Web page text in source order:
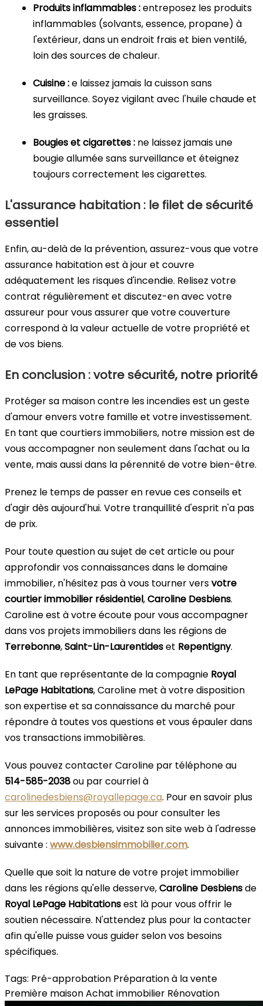
Produits inflammables :entreposez les produits
inflammables (solvants, essence, propane) à
l'extérieur, dans un endroit frais et bien ventilé,
loin des sources de chaleur.
Cuisine :e laissez jamais la cuisson sans
surveillance. Soyez vigilant avec l'huile chaude et
les graisses.
Bougies et cigarettes : ne laissez jamais une
bougie allumée sans surveillance et éteignez
toujours correctement les cigarettes.
L'assurance habitation : le filet de sécurité
essentiel
Enfin, au-delà de la prévention, assurez-vous que votre
assurance habitation est à jour et couvre
adéquatement les risques d'incendie. Relisez votre
contrat régulièrement et discutez-en avec votre
assureur pour vous assurer que votre couverture
correspond à la valeur actuelle de votre propriété et
de vos biens.
En conclusion : votre sécurité, notre priorité
Protéger sa maison contre les incendies est un geste
d'amour envers votre famille et votre investissement.
En tant que courtiers immobiliers, notre mission est de
vous accompagner non seulement dans l'achat ou la
vente, mais aussi dans la pérennité de votre bien-être.
Prenez le temps de passer en revue ces conseils et
d'agir dès aujourd'hui. Votre tranquillité d'esprit n'a pas
de prix.
Pour toute question au sujet de cet article ou pour
approfondir vos connaissances dans le domaine
immobilier, n'hésitez pas à vous tourner versvotre
courtier immobilier résidentiel,Caroline Desbiens.
Caroline est à votre écoute pour vous accompagner
dans vos projets immobiliers dans les régions de
Terrebonne,Saint-Lin-Laurentideset Repentigny.
En tant que représentante de la compagnie Royal
LePage Habitations, Caroline met à votre disposition
son expertise et sa connaissance du marché pour
répondre à toutes vos questions et vous épauler dans
vos transactions immobilières.
Vous pouvez contacter Caroline par téléphone au
514-585-2038ou par courriel à
carolinedesbiens@royallepage.ca. Pour en savoir plus
sur les services proposés ou pour consulter les
annonces immobilières, visitez son site web à l'adresse
suivante : www.desbiensimmobilier.com.
Quelle que soit la nature de votre projet immobilier
dans les régions qu'elle desserve,Caroline Desbiensde
Royal LePage Habitationsest là pour vous offrir le
soutien nécessaire. N'attendez plus pour la contacter
afin qu'elle puisse vous guider selon vos besoins
spécifiques.
Tags: Pré-approbation Préparation à la vente
Première maisonAchat immobilier Rénovation